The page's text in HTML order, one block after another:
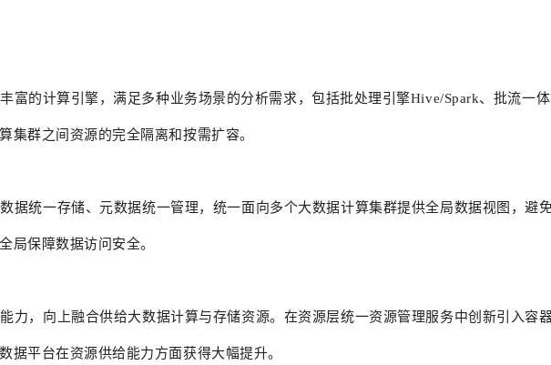
富的计算引擎，满足多种业务场景的分析需求，包括批处理引擎Hive/Spark、批流一
集群之间资源的完全隔离和按需扩容。
据统一存储、元数据统一管理，统一面向多个大数据计算集群提供全局数据视图，避
局保障数据访问安全。
力，向上融合供给大数据计算与存储资源。在资源层统一资源管理服务中创新引入容
据平台在资源供给能力方面获得大幅提升。